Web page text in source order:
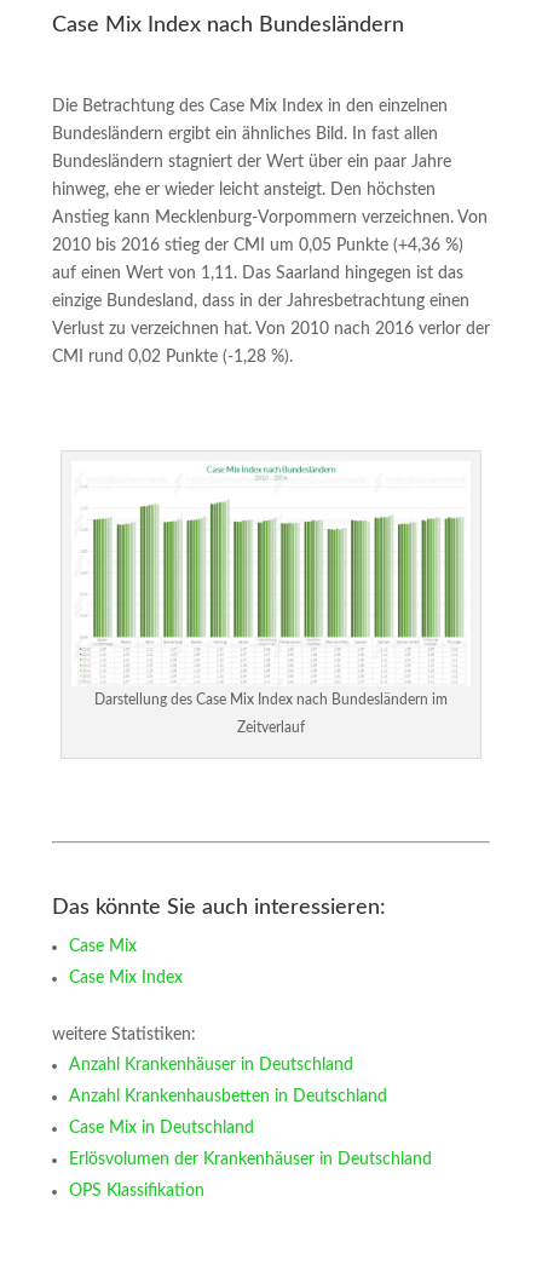
Case Mix Index nach Bundesländern
Die Betrachtung des Case Mix Index in den einzelnen
Bundesländern ergibt ein ähnliches Bild. In fast allen
Bundesländern stagniert der Wert über ein paar Jahre
hinweg, ehe er wieder leicht ansteigt. Den höchsten
Anstieg kann Mecklenburg-Vorpommern verzeichnen. Von
2010 bis 2016 stieg der CMI um 0,05 Punkte (+4,36 %)
auf einen Wert von 1,11. Das Saarland hingegen ist das
einzige Bundesland, dass in der Jahresbetrachtung einen
Verlust zu verzeichnen hat. Von 2010 nach 2016 verlor der
CMI rund 0,02 Punkte (-1,28 %).
Darstellung des Case Mix Index nach Bundesländern im
Zeitverlauf
Das könnte Sie auch interessieren:
Case Mix
Case Mix Index
weitere Statistiken:
Anzahl Krankenhäuser in Deutschland
Anzahl Krankenhausbetten in Deutschland
Case Mix in Deutschland
Erlösvolumen der Krankenhäuser in Deutschland
OPS Klassifikation